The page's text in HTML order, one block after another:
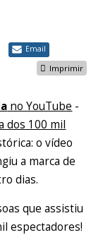
Email
Imprimir
no YouTube -
dos 100 mil
o vídeo
a marca de
dias.
que assistiu
espectadores!